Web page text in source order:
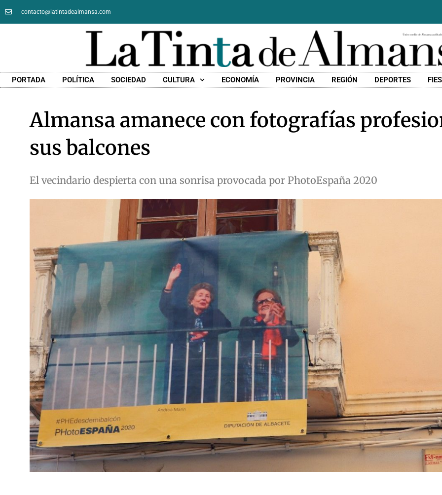
contacto@latintadealmansa.com
PORTADA POLÍTICA SOCIEDAD CULTURA ECONOMÍA PROVINCIA REGIÓN DEPORTES
Almansa amanece con fotografías
sus balcones
El vecindario despierta con una sonrisa provocada por PhotoEspaña 2020